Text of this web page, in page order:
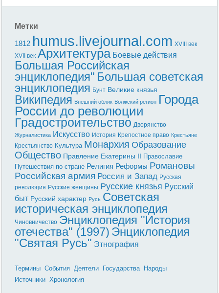
Метки
1812 humus.livejournal.com XVIII век
XVII век Архитектура Боевые действия
Большая Российская
энциклопедия" Большая советская
энциклопедия Бунт Великие князья
Википедия Внешний облик Волжский регион Города
России до революции
Градостроительство Дворянство
Журналистика Искусство История Крепостное право Крестьяне
Крестьянство Культура Монархия Образование
Общество Правление Екатерины II Православие
Путешествия по стране Религия Реформы Романовы
Российская армия Россия и Запад Русская
революция Русские женщины Русские князья Русский
быт Русский характер Русь Советская
историческая энциклопедия
Чиновничество Энциклопедия "История
отечества" (1997) Энциклопедия
"Святая Русь" Этнография
Термины События Деятели Государства
Народы
Источники Хронология